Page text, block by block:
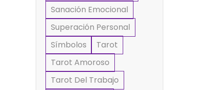
Sanación Emocional
Superación Personal
Símbolos
Tarot
Tarot Amoroso
Tarot Del Trabajo